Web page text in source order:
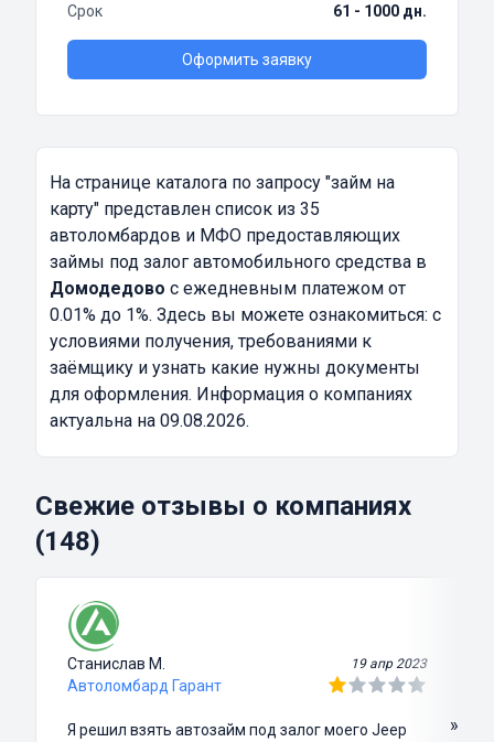
Срок
61 - 1000 дн.
Оформить заявку
На странице каталога по запросу "займ на
карту" представлен список из 35
автоломбардов и МФО предоставляющих
займы под залог автомобильного средства в
Домодедово с ежедневным платежом от
0.01% до 1%. Здесь вы можете ознакомиться: с
условиями получения, требованиями к
заёмщику и узнать какие нужны документы
для оформления. Информация о компаниях
актуальна на 09.08.2026.
Свежие отзывы о компаниях
(148)
Станислав М. 19 апр 2023
Автоломбард Гарант
Я решил взять автозайм под залог моего Jeep
»